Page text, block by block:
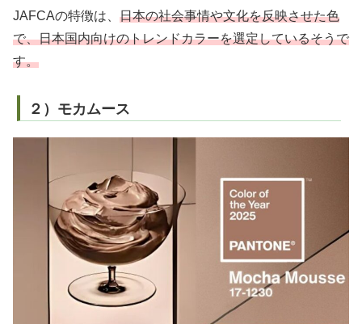
JAFCAの特徴は、 日本の社会事情や文化を反映させた色
で、日本国内向けのトレンドカラーを選定しているそうで
す。
２）モカムース